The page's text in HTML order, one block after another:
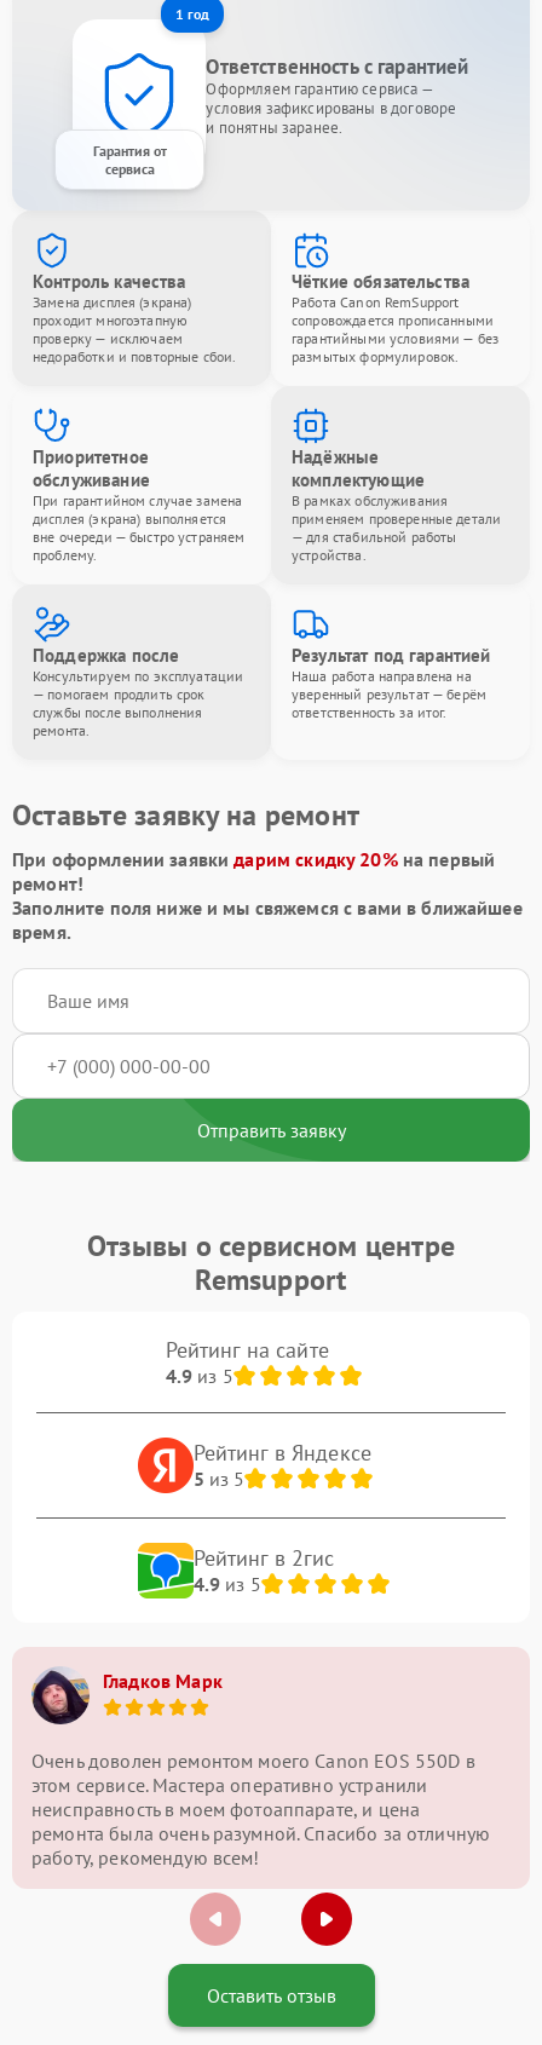
1 год
Гарантия от
сервиса
Ответственность с гарантией
Оформляем гарантию сервиса —
условия зафиксированы в договоре
и понятны заранее.
Контроль качества
Замена дисплея (экрана)
проходит многоэтапную
проверку — исключаем
недоработки и повторные сбои.
Чёткие обязательства
Работа Canon RemSupport
сопровождается прописанными
гарантийными условиями — без
размытых формулировок.
Приоритетное
обслуживание
При гарантийном случае замена
дисплея (экрана) выполняется
вне очереди — быстро устраняем
проблему.
Надёжные
комплектующие
В рамках обслуживания
применяем проверенные детали
— для стабильной работы
устройства.
Поддержка после
Консультируем по эксплуатации
— помогаем продлить срок
службы после выполнения
ремонта.
Результат под гарантией
Наша работа направлена на
уверенный результат — берём
ответственность за итог.
Оставьте заявку на ремонт
При оформлении заявкидарим скидку 20%на первый
ремонт!
Заполните поля ниже и мы свяжемся с вами в ближайшее
время.
Отправить заявку
Отзывы о сервисном центре
Remsupport
Рейтинг на сайте
4.9из 5
Рейтинг в Яндексе
5 из 5
Рейтинг в 2гис
4.9из 5
Гладков Марк
Очень доволен ремонтом моего Canon EOS 550D в
этом сервисе. Мастера оперативно устранили
неисправность в моем фотоаппарате, и цена
ремонта была очень разумной. Спасибо за отличную
работу, рекомендую всем!
Оставить отзыв